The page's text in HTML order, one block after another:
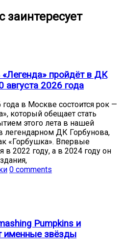
заинтересует
пройдёт в ДК
августа 2026 года
года в Москве состоится рок —
который обещает стать
этого лета в нашей
легендарном ДК Горбунова,
«Горбушка». Впервые
в 2022 году, а в 2024 году он
0 comments
Pumpkins и
именные звёзды